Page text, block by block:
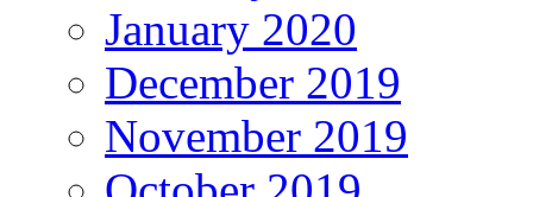
January 2020
December 2019
November 2019